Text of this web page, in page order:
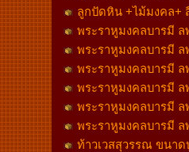
ลูกปัดหิน +ไม้มงคล+
พระราหูมงคลบารมี
พระราหูมงคลบารมี
พระราหูมงคลบารมี
พระราหูมงคลบารมี
พระราหูมงคลบารมี
พระราหูมงคลบารมี
ท้าวเวสสุวรรณ ขนา